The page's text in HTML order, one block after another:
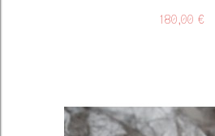
180,00 €